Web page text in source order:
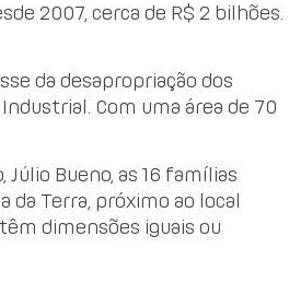
2007, cerca de R$ 2 bilhões.
da desapropriação dos
Com uma área de 70
Bueno, as 16 famílias
Terra, próximo ao local
dimensões iguais ou